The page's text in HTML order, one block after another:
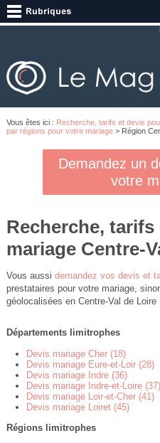
Vous êtes ici : Recherche, tarifs et devis
par régions pour votre mariage> Région
Demandez un
votre
Recherche, tarifs
mariage Centre-
Vous aussi demandez vos devis et
prestataires pour votre mariage,
géolocalisées en Centre-Val de Loire
Départements limitrophes
Devis mariage Cher (18)
Devis mariage Eure-et-Loir (28)
Devis mariage Indre (36)
Devis mariage Indre-et-Loire (37)
Devis mariage Loir-et-Cher (41)
Devis mariage Loiret (45)
Régions limitrophes